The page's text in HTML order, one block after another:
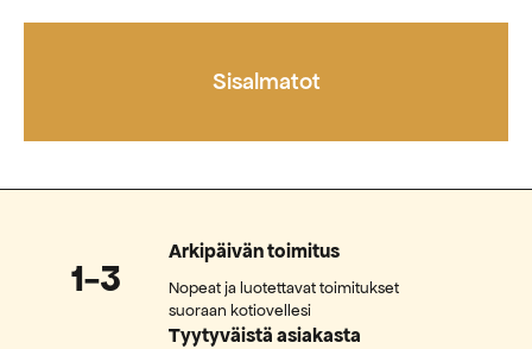
Sisalmatot
1-3
Arkipäivän toimitus
Nopeat ja luotettavat toimitukset
suoraan kotiovellesi
Tyytyväistä asiakasta